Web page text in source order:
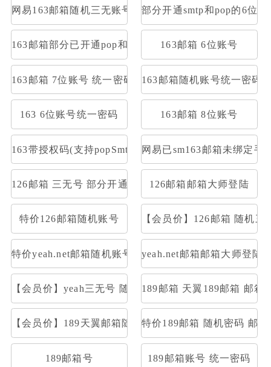
网易163邮箱随机三无账号 部分开通smtp和pop的6位
163邮箱部分已开通pop和smtp网易邮箱3无可收发
163邮箱 6位账号
163邮箱 7位账号 统一密码 163邮箱随机账号统一密码
163 6位账号统一密码 163邮箱 8位账号
163带授权码(支持popSmtp) 网易已sm163邮箱未绑定手
126邮箱 三无号 部分开通stmp和pop126邮箱邮箱大师登陆
特价126邮箱随机账号 【会员价】126邮箱 随机
特价yeah.net邮箱随机账号 yeah.net邮箱邮箱大师登陆
【会员价】yeah三无号 随机密码部分开通stmp和pop
189邮箱 天翼189邮箱 邮箱
【会员价】189天翼邮箱随机号特价189邮箱 随机密码 邮
189邮箱号 189邮箱账号 统一密码